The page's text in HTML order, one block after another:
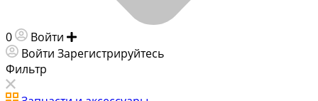
0 Войти
Войти Зарегистрируйтесь
Фильтр